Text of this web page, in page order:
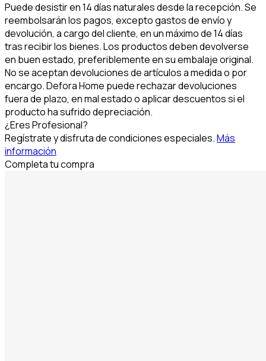
Puede desistir en 14 días naturales desde la recepción. Se
reembolsarán los pagos, excepto gastos de envío y
devolución, a cargo del cliente, en un máximo de 14 días
tras recibir los bienes. Los productos deben devolverse
en buen estado, preferiblemente en su embalaje original.
No se aceptan devoluciones de artículos a medida o por
encargo. Defora Home puede rechazar devoluciones
fuera de plazo, en mal estado o aplicar descuentos si el
producto ha sufrido depreciación.
¿Eres Profesional?
Regístrate y disfruta de condiciones especiales.Más
información
Completa tu compra